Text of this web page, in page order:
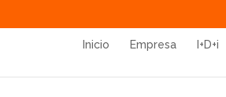
Inicio Empresa I+D+i